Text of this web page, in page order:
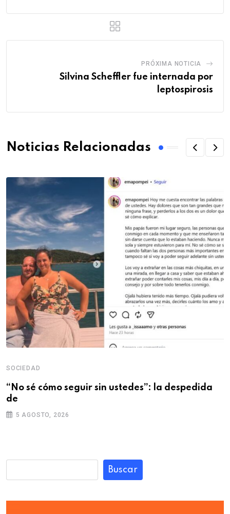
PRÓXIMA NOTICIA
Silvina Scheffler fue internada por
leptospirosis
Noticias Relacionadas
SOCIEDAD
“No sé cómo seguir sin ustedes”: la despedida
de
5 AGOSTO, 2026
Buscar